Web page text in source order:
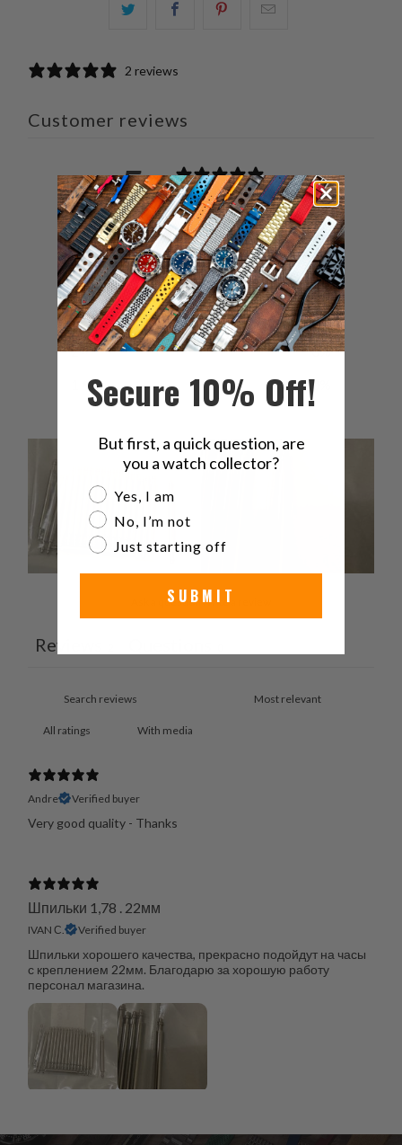
شارك
تويتر
شارك
شارك
2 reviews
Customer reviews
5 / 52 reviews
5 100%
4
0%
3
0%
2
0%
0
Ask a question Write a review
Reviews
With media
Andre Verified buyer
Very good quality - Thanks
Шпильки 1,78 . 22мм
IVAN С. Verified buyer
Шпильки хорошего качества, прекрасно подойдут на часы
с креплением 22мм. Благодарю за хорошую работу
персонал магазина.
Secure 10% Off!
But first, a quick question, are
you a watch collector?
Are you a watch collector?
Yes, I am
No, I’m not
Just starting off
SUBMIT